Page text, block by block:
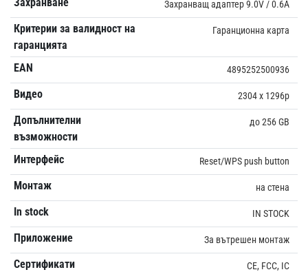
Захранващ адаптер 9.0V / 0.6A
Критерии за валидност на
гаранцията
Гаранционна карта
EAN 4895252500936
Видео 2304 x 1296p
Допълнителни
възможности
до 256 GB
Интерфейс Reset/WPS push button
Монтаж на стена
In stock IN STOCK
Приложение За вътрешен монтаж
Сертификати CE, FCC, IC